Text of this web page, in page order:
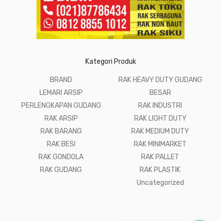
Kategori Produk
BRAND
LEMARI ARSIP
PERLENGKAPAN GUDANG
RAK ARSIP
RAK BARANG
RAK BESI
RAK GONDOLA
RAK GUDANG
RAK HEAVY DUTY GUDANG
BESAR
RAK INDUSTRI
RAK LIGHT DUTY
RAK MEDIUM DUTY
RAK MINIMARKET
RAK PALLET
RAK PLASTIK
Uncategorized